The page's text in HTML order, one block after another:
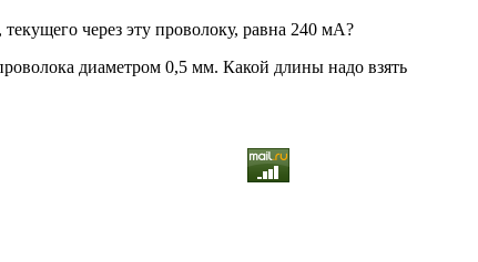
текущего через эту проволоку, равна 240 мА?
диаметром 0,5 мм. Какой длины надо взять